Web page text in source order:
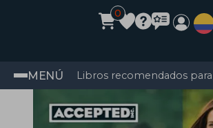
0
MENÚ Libros recomendados